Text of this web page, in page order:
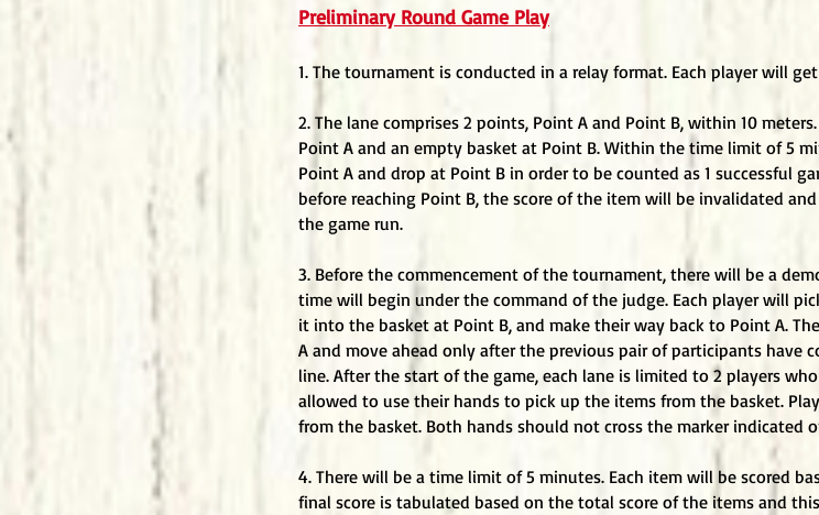
Preliminary Round Game Play
1. The tournament is conducted in a relay format. Each player will
2. The lane comprises 2 points, Point A and Point B, within 10
Point A and an empty basket at Point B. Within the time limit of 5
Point A and drop at Point B in order to be counted as 1 successful
before reaching Point B, the score of the item will be invalidated
the game run.
3. Before the commencement of the tournament, there will be a
time will begin under the command of the judge. Each player will
it into the basket at Point B, and make their way back to Point A.
A and move ahead only after the previous pair of participants have
line. After the start of the game, each lane is limited to 2 players
allowed to use their hands to pick up the items from the basket.
from the basket. Both hands should not cross the marker indicated
4. There will be a time limit of 5 minutes. Each item will be scored
final score is tabulated based on the total score of the items and